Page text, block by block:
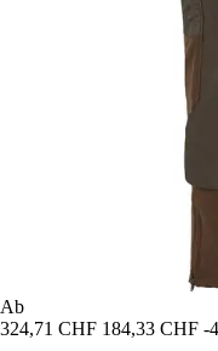
Ab
324,71 CHF 184,33 CHF -